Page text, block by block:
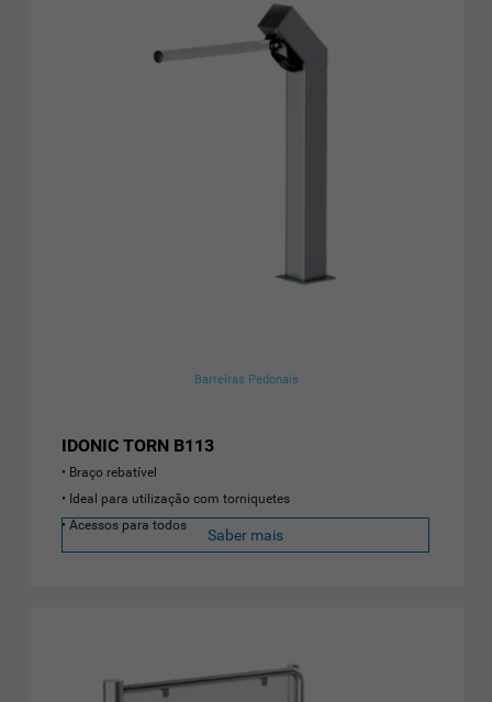
Barreiras Pedonais
IDONIC TORN B113
Braço rebatível
Ideal para utilização com torniquetes
Acessos para todos
Saber mais